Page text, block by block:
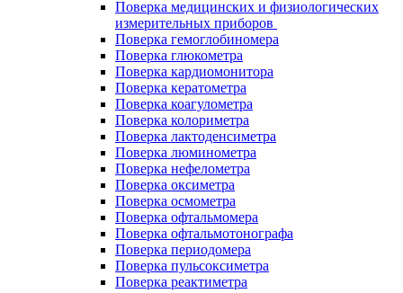
Поверка медицинских и физиологических
измерительных приборов
Поверка гемоглобиномера
Поверка глюкометра
Поверка кардиомонитора
Поверка кератометра
Поверка коагулометра
Поверка колориметра
Поверка лактоденсиметра
Поверка люминометра
Поверка нефелометра
Поверка оксиметра
Поверка осмометра
Поверка офтальмомера
Поверка офтальмотонографа
Поверка периодомера
Поверка пульсоксиметра
Поверка реактиметра